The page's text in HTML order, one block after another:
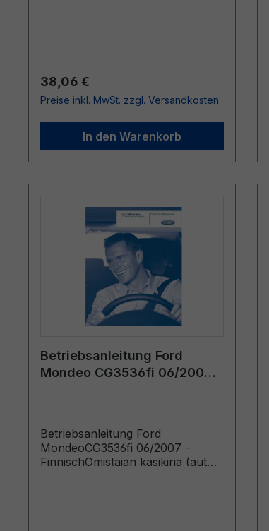
Regulärer Preis:
38,06 €
Preise inkl. MwSt. zzgl. Versandkosten
In den Warenkorb
Betriebsanleitung Ford
Mondeo CG3536fi 06/2007 -
Betriebsanleitung Ford
MondeoCG3536fi 06/2007 -
FinnischOmistajan käsikirja (autot